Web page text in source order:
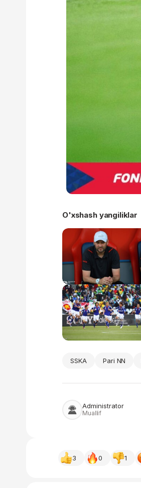
O'xshash yangiliklar
SSKA Pari NN
Administrator
Muallif
3 0 1